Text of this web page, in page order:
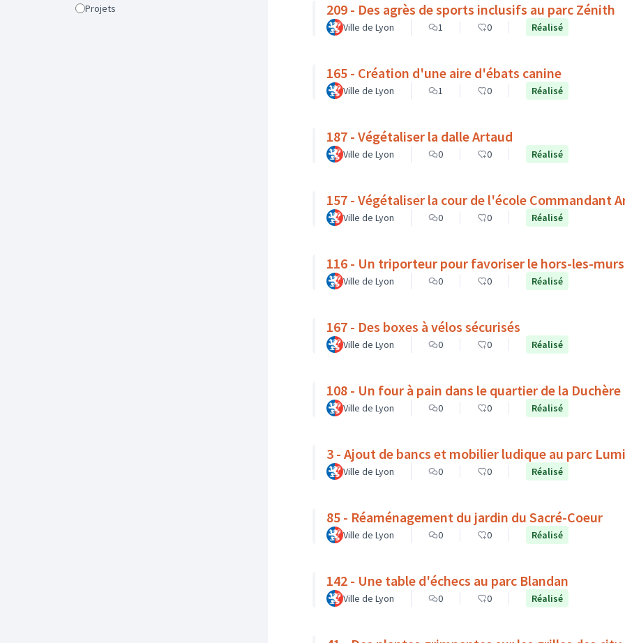
Projets 209 - Des agrès de sports inclusifs au parc Zénith
Ville de Lyon 1 0 Réalisé
165 - Création d'une aire d'ébats canine
Ville de Lyon 1 0 Réalisé
187 - Végétaliser la dalle Artaud
Ville de Lyon 0 0 Réalisé
157 - Végétaliser la cour de l'école Commandant
Ville de Lyon 0 0 Réalisé
116 - Un triporteur pour favoriser le hors-les-
Ville de Lyon 0 0 Réalisé
167 - Des boxes à vélos sécurisés
Ville de Lyon 0 0 Réalisé
108 - Un four à pain dans le quartier de la Duchère
Ville de Lyon 0 0 Réalisé
3 - Ajout de bancs et mobilier ludique au parc
Ville de Lyon 0 0 Réalisé
85 - Réaménagement du jardin du Sacré-Coeur
Ville de Lyon 0 0 Réalisé
142 - Une table d'échecs au parc Blandan
Ville de Lyon 0 0 Réalisé